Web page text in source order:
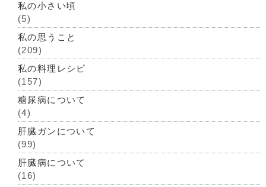
私の小さい頃
(5)
私の思うこと
(209)
私の料理レシピ
(157)
糖尿病について
(4)
肝臓ガンについて
(99)
肝臓病について
(16)